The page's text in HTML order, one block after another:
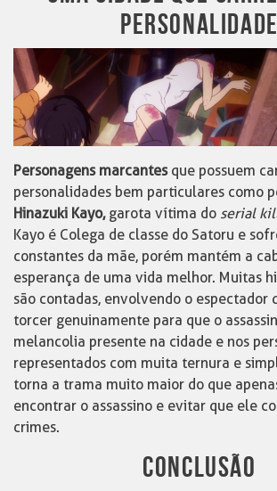
PERSONALIDADE
Personagens marcantes que possuem
personalidades bem particulares como
Hinazuki Kayo,garota vítima do serial
Kayo é Colega de classe do Satoru e
constantes da mãe, porém mantém a
esperança de uma vida melhor. Muitas
são contadas, envolvendo o espectador
torcer genuinamente para que o
melancolia presente na cidade e nos
representados com muita ternura e
torna a trama muito maior do que
encontrar o assassino e evitar que ele
crimes.
CONCLUSÃO